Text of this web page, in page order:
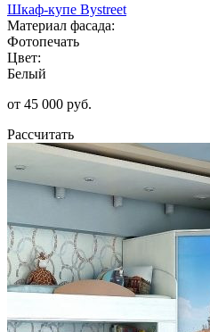
Шкаф-купе Bystreet
Материал фасада:
Фотопечать
Цвет:
Белый
от 45 000 руб.
Рассчитать